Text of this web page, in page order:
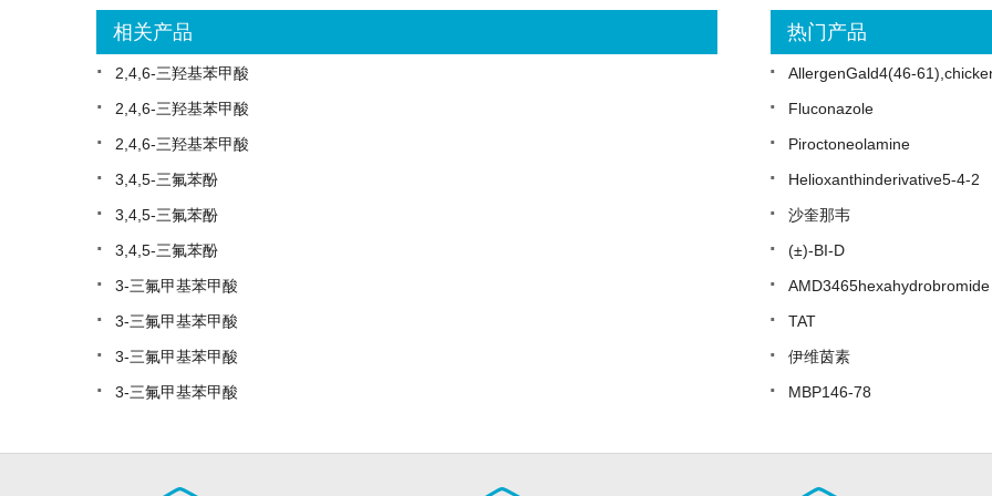
相关产品
· 2,4,6-三羟基苯甲酸
· 2,4,6-三羟基苯甲酸
· 2,4,6-三羟基苯甲酸
· 3,4,5-三氟苯酚
· 3,4,5-三氟苯酚
· 3,4,5-三氟苯酚
· 3-三氟甲基苯甲酸
· 3-三氟甲基苯甲酸
· 3-三氟甲基苯甲酸
· 3-三氟甲基苯甲酸
热门产品
· AllergenGald4(46-
· Fluconazole
· Piroctoneolamine
· Helioxanthinderivative5-4-2
· 沙奎那韦
· (±)-BI-D
· AMD3465hexahydrobromide
· TAT
· 伊维茵素
· MBP146-78